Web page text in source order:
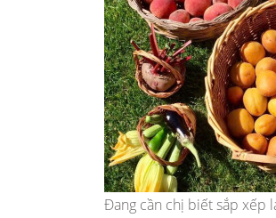
Đang cần chị biết sắp xếp